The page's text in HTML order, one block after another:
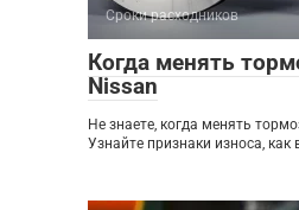
Сроки расходников
Когда менять
Nissan
Не знаете, когда менять
Узнайте признаки износа,